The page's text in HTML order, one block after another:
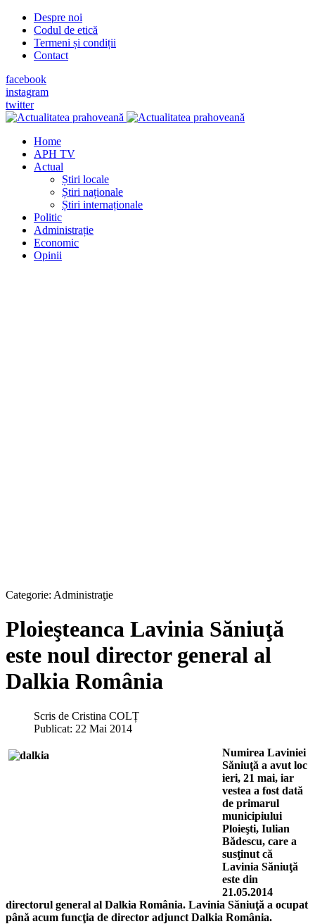
Despre noi
Codul de etică
Termeni și condiții
Contact
facebook
instagram
twitter
Home
APH TV
Actual
Știri locale
Știri naționale
Știri internaționale
Politic
Administrație
Economic
Opinii
Categorie: Administraţie
Ploieşteanca Lavinia Săniuţă
este noul director general al
Dalkia România
Scris de Cristina COLȚ
Publicat: 22 Mai 2014
Numirea Laviniei
Săniuţă a avut loc
ieri, 21 mai, iar
vestea a fost dată
de primarul
municipiului
Ploieşti, Iulian
Bădescu, care a
susţinut că
Lavinia Săniuţă
este din
21.05.2014
directorul general al Dalkia România. Lavinia Săniuţă a ocupat
până acum funcţia de director adjunct Dalkia România.